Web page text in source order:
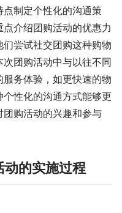
制定个性化的沟通策
介绍团购活动的优惠力
尝试社交团购这种购物
团购活动中与以往不同
务体验，如更快速的物
性化的沟通方式能够更
购活动的兴趣和参与
动的实施过程